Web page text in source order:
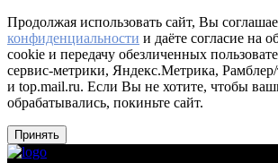
Продолжая использовать сайт, Вы
конфиденциальности и даёте согласие на
cookie и передачу обезличенных
сервис-метрики, Яндекс.Метрика,
и top.mail.ru. Если Вы не хотите, чтобы
обрабатывались, покиньте сайт.
Принять